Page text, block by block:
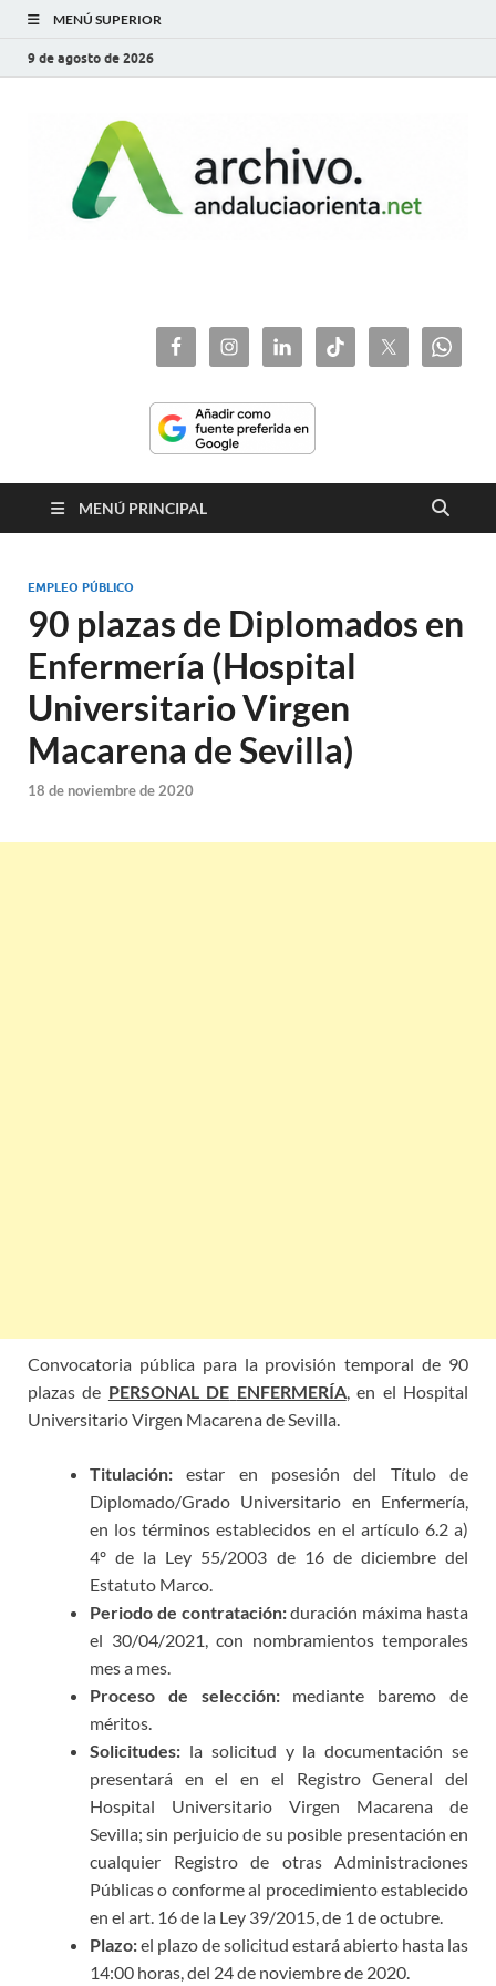
MENÚ SUPERIOR
9 de agosto de 2026
MENÚ PRINCIPAL
EMPLEO PÚBLICO
90 plazas de Diplomados en
Enfermería (Hospital
Universitario Virgen
Macarena de Sevilla)
18 de noviembre de 2020
Convocatoria pública para la provisión temporal de 90
plazas de PERSONAL DE ENFERMERÍA, en el Hospital
Universitario Virgen Macarena de Sevilla.
Titulación: estar en posesión del Título de
Diplomado/Grado Universitario en Enfermería,
en los términos establecidos en el artículo 6.2 a)
4º de la Ley 55/2003 de 16 de diciembre del
Estatuto Marco.
Periodo de contratación:duración máxima hasta
el 30/04/2021, con nombramientos temporales
mes a mes.
Proceso de selección:mediante baremo de
méritos.
Solicitudes: la solicitud y la documentación se
presentará en el en el Registro General del
Hospital Universitario Virgen Macarena de
Sevilla; sin perjuicio de su posible presentación en
cualquier Registro de otras Administraciones
Públicas o conforme al procedimiento establecido
en el art. 16 de la Ley 39/2015, de 1 de octubre.
Plazo:el plazo de solicitud estará abierto hasta las
14:00 horas, del 24 de noviembre de 2020.